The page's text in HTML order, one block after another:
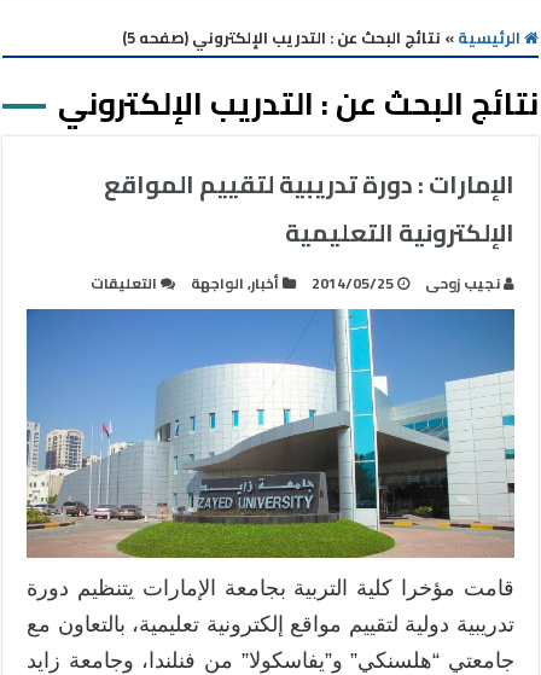
الرئيسية» نتائج البحث عن : التدريب الإلكتروني (صفحه 5)
نتائج البحث عن :التدريب الإلكتروني
الإمارات : دورة تدريبية لتقييم المواقع
الإلكترونية التعليمية
نجيب زوحى 2014/05/25 أخبار,الواجهة التعليقات
الإمارات
المواقع
الإلكترونية
التعليمية
مغلقة
قامت مؤخرا كلية التربية بجامعة الإمارات يتنظيم دورة
تدريبية دولية لتقييم مواقع إلكترونية تعليمية، بالتعاون مع
جامعتي “هلسنكي” و”يفاسكولا” من فنلندا، وجامعة زايد